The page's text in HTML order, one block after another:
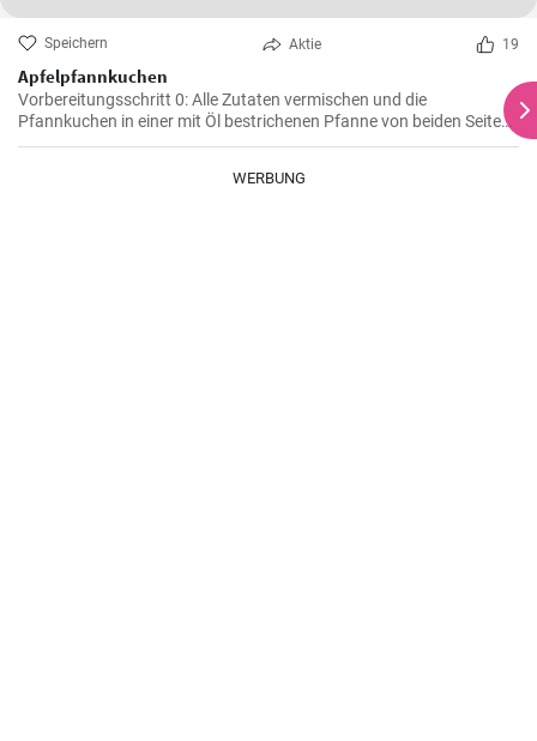
Speichern Aktie 19
Apfelpfannkuchen
Vorbereitungsschritt 0: Alle Zutaten vermischen und die
Pfannkuchen in einer mit Öl bestrichenen Pfanne von beiden Seiten
braten.
WERBUNG